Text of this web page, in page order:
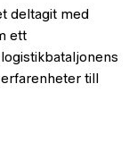
deltagit med
ett
till